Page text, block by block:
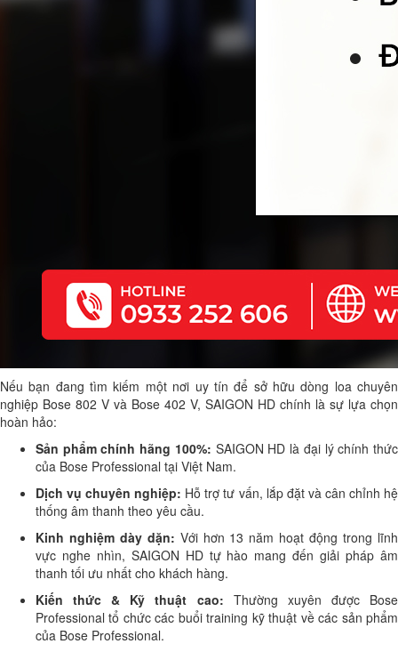
Nếu bạn đang tìm kiếm một nơi uy tín để sở hữu dòng loa chuyên
nghiệp Bose 802 V và Bose 402 V, SAIGON HD chính là sự lựa chọn
hoàn hảo:
Sản phẩm chính hãng 100%: SAIGON HD là đại lý chính thức
của Bose Professional tại Việt Nam.
Dịch vụ chuyên nghiệp: Hỗ trợ tư vấn, lắp đặt và cân chỉnh hệ
thống âm thanh theo yêu cầu.
Kinh nghiệm dày dặn: Với hơn 13 năm hoạt động trong lĩnh
vực nghe nhìn, SAIGON HD tự hào mang đến giải pháp âm
thanh tối ưu nhất cho khách hàng.
Kiến thức & Kỹ thuật cao: Thường xuyên được Bose
Professional tổ chức các buổi training kỹ thuật về các sản phẩm
của Bose Professional.